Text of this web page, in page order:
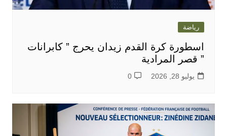
رياضة
اسطورة كرة القدم زيدان يحرج ” كابرانات
” قصر المرادية
يوليو 28, 2026 0